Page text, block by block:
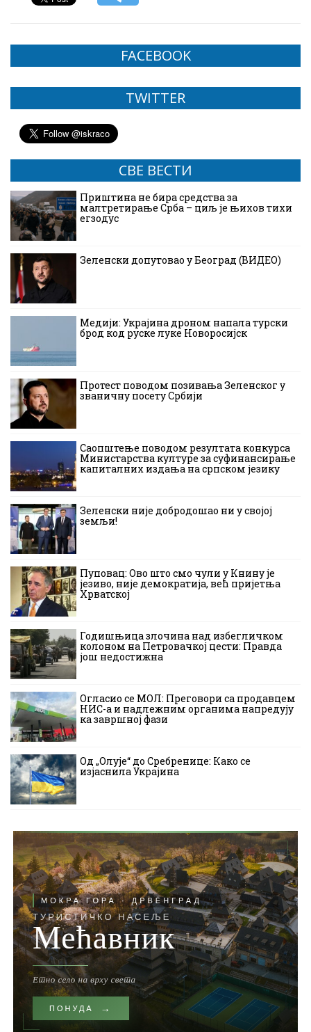
FACEBOOK
TWITTER
СВЕ ВЕСТИ
Приштина не бира средства за
малтретирање Срба – циљ је њихов тихи
егзодус
Зеленски допутовао у Београд (ВИДЕО)
Медији: Украјина дроном напала турски
брод код руске луке Новоросијск
Протест поводом позивања Зеленског у
званичну посету Србији
Саопштење поводом резултата конкурса
Министарства културе за суфинансирање
капиталних издања на српском језику
Зеленски није добродошао ни у својој
земљи!
Пуповац: Ово што смо чули у Книну је
језиво, није демократија, већ пријетња
Хрватској
Годишњица злочина над избегличком
колоном на Петровачкој цести: Правда
још недостижна
Огласио се МОЛ: Преговори са продавцем
НИС-а и надлежним органима напредују
ка завршној фази
Од „Олује“ до Сребренице: Како се
изјаснила Украјина